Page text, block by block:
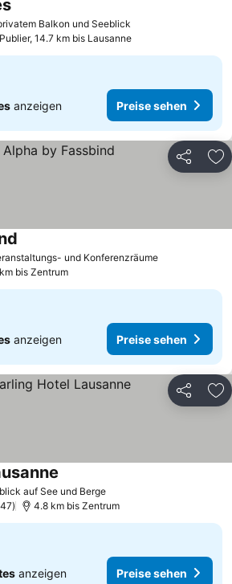
Balkon und Seeblick
Preise sehen
Publier, 14.7 km bis Lausanne
anzeigen Preise sehen
Teilen
und KonferenzräumePreise
bis Zentrum
anzeigen Preise sehen
Teilen
auf See und BergePreise sehen
4.8 km bis Zentrum
anzeigen Preise sehen